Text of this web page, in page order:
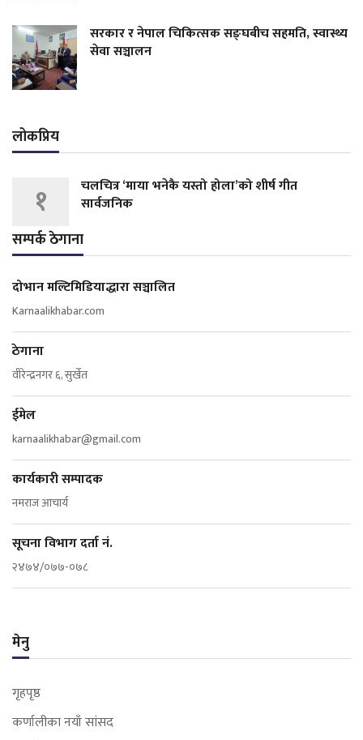
सरकार र नेपाल चिकित्सक सङ्घबीच सहमति, स्वास्थ्य
सेवा सञ्चालन
लोकप्रिय
१
चलचित्र ‘माया भनेकै यस्तो होला’को शीर्ष गीत
सार्वजनिक
सम्पर्क ठेगाना
दोभान मल्टिमिडियाद्धारा सञ्चालित
Karnaalikhabar.com
ठेगाना
वीरेन्द्रनगर ६, सुर्खेत
ईमेल
karnaalikhabar@gmail.com
कार्यकारी सम्पादक
नमराज आचार्य
सूचना विभाग दर्ता नं.
२४७४/०७७-०७८
मेनु
गृहपृष्ठ
कर्णालीका नयाँ सांसद